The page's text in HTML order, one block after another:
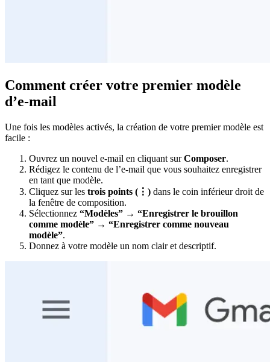
Comment créer votre premier modèle
d’e-mail
Une fois les modèles activés, la création de votre premier modèle est
facile :
Ouvrez un nouvel e-mail en cliquant surComposer.
Rédigez le contenu de l’e-mail que vous souhaitez enregistrer
en tant que modèle.
Cliquez sur les trois points (⋮) dans le coin inférieur droit de
la fenêtre de composition.
Sélectionnez “Modèles” → “Enregistrer le brouillon
comme modèle” → “Enregistrer comme nouveau
modèle”.
Donnez à votre modèle un nom clair et descriptif.